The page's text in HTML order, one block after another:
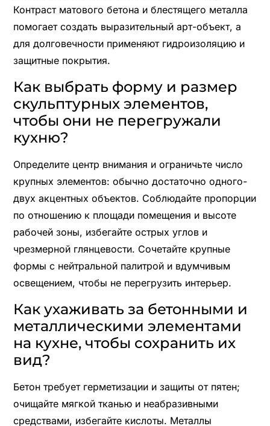
Контраст матового бетона и блестящего металла
помогает создать выразительный арт-объект, а
для долговечности применяют гидроизоляцию и
защитные покрытия.
Как выбрать форму и размер
скульптурных элементов,
чтобы они не перегружали
кухню?
Определите центр внимания и ограничьте число
крупных элементов: обычно достаточно одного-
двух акцентных объектов. Соблюдайте пропорции
по отношению к площади помещения и высоте
рабочей зоны, избегайте острых углов и
чрезмерной глянцевости. Сочетайте крупные
формы с нейтральной палитрой и вдумчивым
освещением, чтобы не перегрузить интерьер.
Как ухаживать за бетонными и
металлическими элементами
на кухне, чтобы сохранить их
вид?
Бетон требует герметизации и защиты от пятен;
очищайте мягкой тканью и неабразивными
средствами, избегайте кислоты. Металлы